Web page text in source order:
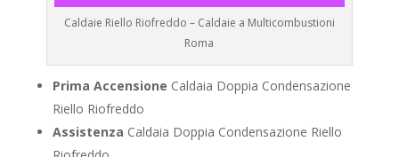
Caldaie Riello Riofreddo – Caldaie a Multicombustioni
Roma
Prima Accensione Caldaia Doppia Condensazione
Riello Riofreddo
Assistenza Caldaia Doppia Condensazione Riello